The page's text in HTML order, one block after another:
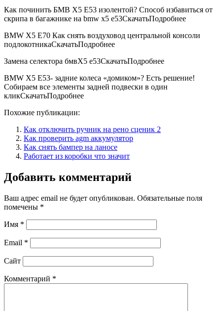
Как починить БМВ Х5 Е53 изолентой? Способ избавиться от
скрипа в багажнике на bmw x5 e53СкачатьПодробнее
BMW Х5 Е70 Как снять воздуховод центральной консоли
подлокотникаСкачатьПодробнее
Замена селектора бмвХ5 е53СкачатьПодробнее
BMW X5 E53- задние колеса «домиком»? Есть решение!
Собираем все элементы задней подвески в один
кликСкачатьПодробнее
Похожие публикации:
Как отключить ручник на рено сценик 2
Как проверить agm аккумулятор
Как снять бампер на ланосе
Работает из коробки что значит
Добавить комментарий
Ваш адрес email не будет опубликован. Обязательные поля
помечены *
Имя *
Email *
Сайт
Комментарий *